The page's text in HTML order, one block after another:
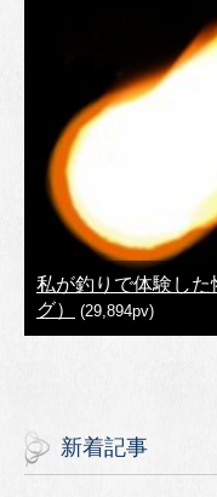
私が釣りで体験し
グ）
(29,894pv)
新着記事